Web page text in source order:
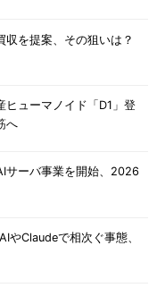
収を提案、その狙いは？
ューマノイド「D1」登
へ
サーバ事業を開始、2026
Claudeで相次ぐ事態、